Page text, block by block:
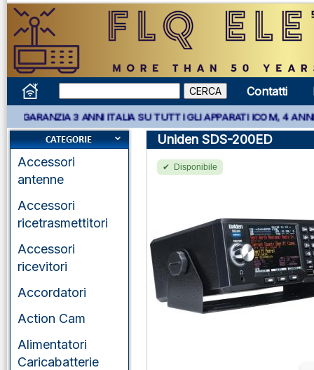
Contatti
3 ANNI ITALIA SU TUTTI GLI APPARATI ICOM, 4 ANNI APPARATI
Accessori
antenne
Accessori
ricetrasmettitori
Accessori
ricevitori
Accordatori
Action Cam
Alimentatori
Caricabatterie
Uniden SDS-200ED
Disponibile